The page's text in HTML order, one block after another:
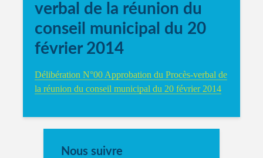
verbal de la réunion du
conseil municipal du 20
février 2014
Délibération N°00 Approbation du Procès-verbal de
la réunion du conseil municipal du 20 février 2014
Nous suivre